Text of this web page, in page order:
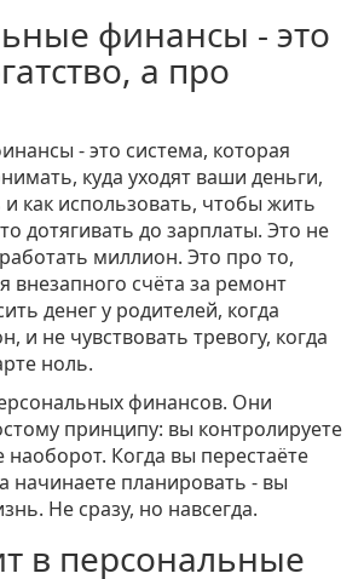
финансы - это
а про
- это система, которая
куда уходят ваши деньги,
и как использовать, чтобы жить
дотягивать до зарплаты. Это не
миллион. Это про то,
внезапного счёта за ремонт
денег у родителей, когда
и не чувствовать тревогу, когда
ноль.
финансов. Они
принципу: вы контролируете
наоборот. Когда вы перестаёте
начинаете планировать - вы
Не сразу, но навсегда.
в персональные